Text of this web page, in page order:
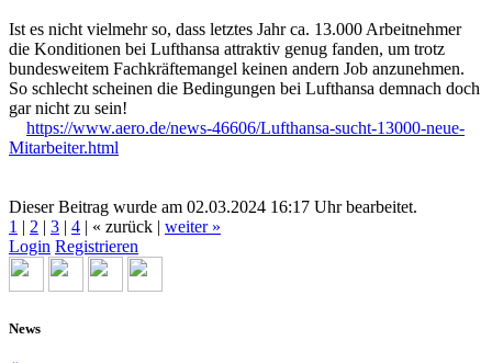
Ist es nicht vielmehr so, dass letztes Jahr ca. 13.000 Arbeitnehmer
die Konditionen bei Lufthansa attraktiv genug fanden, um trotz
bundesweitem Fachkräftemangel keinen andern Job anzunehmen.
So schlecht scheinen die Bedingungen bei Lufthansa demnach doch
gar nicht zu sein!
https://www.aero.de/news-46606/Lufthansa-sucht-13000-neue-
Mitarbeiter.html
Dieser Beitrag wurde am 02.03.2024 16:17 Uhr bearbeitet.
1 | 2 | 3 | 4 | « zurück | weiter »
Login Registrieren
News